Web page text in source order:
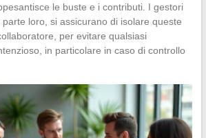
le buste e i contributi. I gestori
loro, si assicurano di isolare queste
per evitare qualsiasi
in particolare in caso di controllo